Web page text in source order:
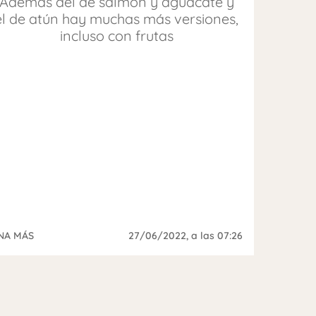
de atún hay muchas más versiones,
incluso con frutas
MÁS 27/06/2022, a las 07:26